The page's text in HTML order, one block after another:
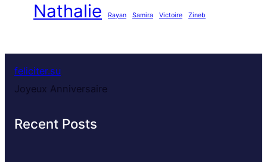
Nathalie Rayan Samira Victoire Zineb
feliciter.su
Joyeux Anniversaire
Recent Posts